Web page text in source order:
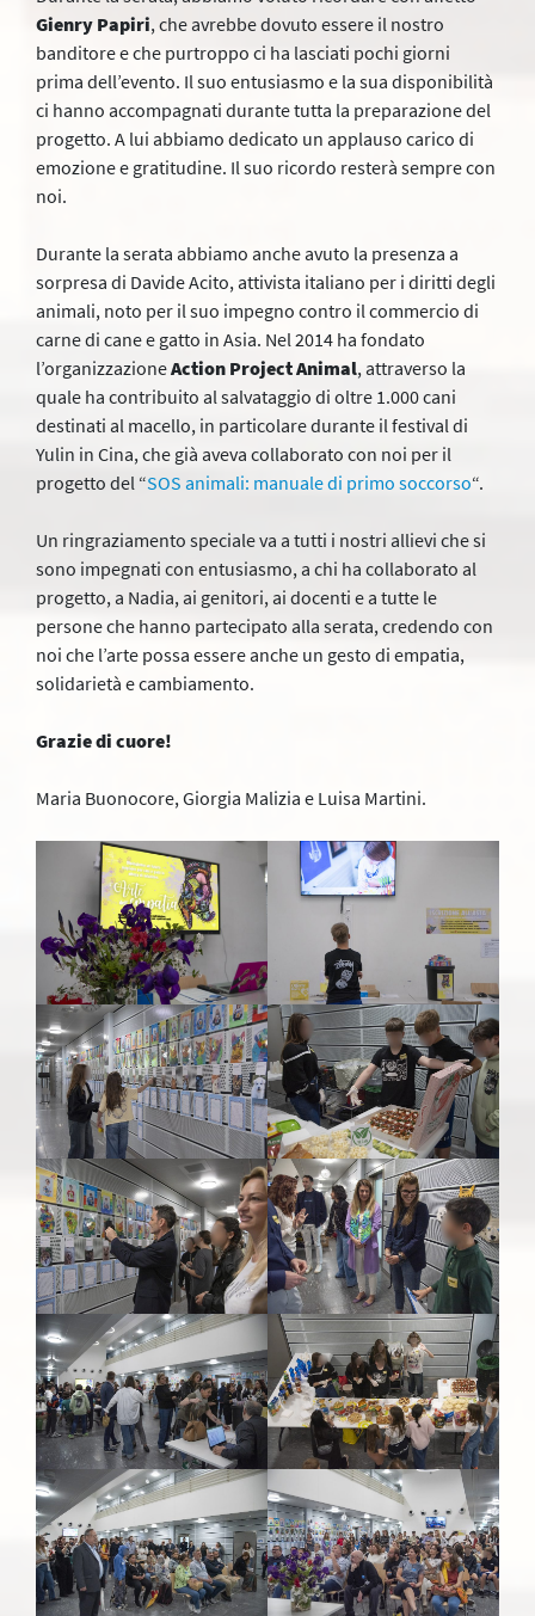
Gienry Papiri, che avrebbe dovuto essere il nostro
banditore e che purtroppo ci ha lasciati pochi giorni
prima dell’evento. Il suo entusiasmo e la sua disponibilità
ci hanno accompagnati durante tutta la preparazione del
progetto. A lui abbiamo dedicato un applauso carico di
emozione e gratitudine. Il suo ricordo resterà sempre con
noi.
Durante la serata abbiamo anche avuto la presenza a
sorpresa di Davide Acito, attivista italiano per i diritti degli
animali, noto per il suo impegno contro il commercio di
carne di cane e gatto in Asia. Nel 2014 ha fondato
l’organizzazioneAction Project Animal, attraverso la
quale ha contribuito al salvataggio di oltre 1.000 cani
destinati al macello, in particolare durante il festival di
Yulin in Cina, che già aveva collaborato con noi per il
progetto del “SOS animali: manuale di primo soccorso“.
Un ringraziamento speciale va a tutti i nostri allievi che si
sono impegnati con entusiasmo, a chi ha collaborato al
progetto, a Nadia, ai genitori, ai docenti e a tutte le
persone che hanno partecipato alla serata, credendo con
noi che l’arte possa essere anche un gesto di empatia,
solidarietà e cambiamento.
Grazie di cuore!
Maria Buonocore, Giorgia Malizia e Luisa Martini.